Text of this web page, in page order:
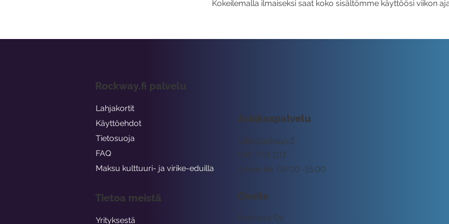
Kokeilemalla ilmaiseksi saat koko sisältömme käyttöösi viikon
Asiakaspalvelu
tuki@rockway.fi
Arkisin klo 09:00 -15:00
045 7731 1111
Osoite
Rockway Oy
Rockway.fi palvelu
Lahjakortit
Käyttöehdot
Tietosuoja
FAQ
Maksu kulttuuri- ja virike-eduilla
Tietoa meistä
Yrityksestä